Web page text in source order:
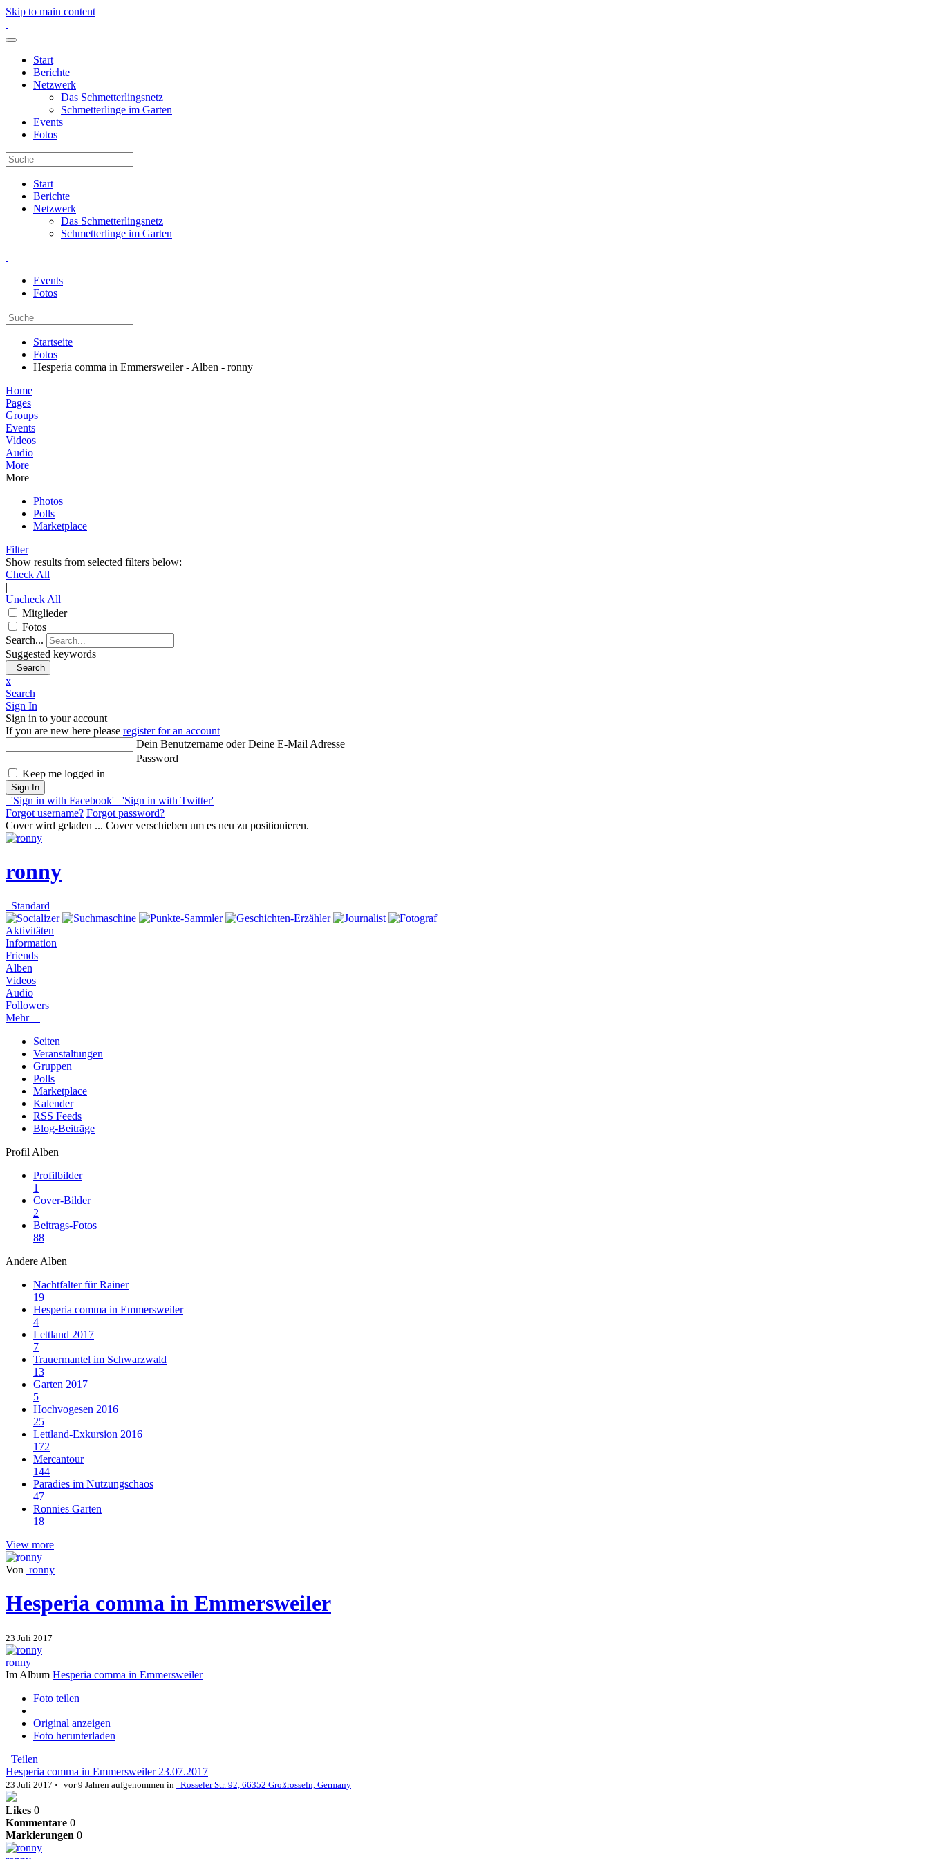
Skip to main content
Start
Berichte
Netzwerk
Das Schmetterlingsnetz
Schmetterlinge im Garten
Events
Fotos
Start
Berichte
Netzwerk
Das Schmetterlingsnetz
Schmetterlinge im Garten
Events
Fotos
Startseite
Fotos
Hesperia comma in Emmersweiler - Alben - ronny
Home
Pages
Groups
Events
Videos
Audio
More
More
Photos
Polls
Marketplace
Filter
Show results from selected filters below:
Check All
|
Uncheck All
Mitglieder
Fotos
Search...
Suggested keywords
Search
x
Search
Sign In
Sign in to your account
If you are new here please register for an account
Dein Benutzername oder Deine E-Mail Adresse
Password
Keep me logged in
Sign In
'Sign in with Facebook'
'Sign in with Twitter'
Forgot username? Forgot password?
Cover wird geladen ... Cover verschieben um es neu zu positionieren.
ronny
Standard
Aktivitäten
Information
Friends
Alben
Videos
Audio
Followers
Mehr
Seiten
Veranstaltungen
Gruppen
Polls
Marketplace
Kalender
RSS Feeds
Blog-Beiträge
Profil Alben
Profilbilder
1
Cover-Bilder
2
Beitrags-Fotos
88
Andere Alben
Nachtfalter für Rainer
19
Hesperia comma in Emmersweiler
4
Lettland 2017
7
Trauermantel im Schwarzwald
13
Garten 2017
5
Hochvogesen 2016
25
Lettland-Exkursion 2016
172
Mercantour
144
Paradies im Nutzungschaos
47
Ronnies Garten
18
View more
Von ronny
Hesperia comma in Emmersweiler
23 Juli 2017
ronny
Im Album Hesperia comma in Emmersweiler
Foto teilen
Original anzeigen
Foto herunterladen
Teilen
Hesperia comma in Emmersweiler 23.07.2017
23 Juli 2017 · vor 9 Jahren aufgenommen in Rosseler Str. 92, 66352 Großrosseln, Germany
Likes 0
Kommentare 0
Markierungen 0